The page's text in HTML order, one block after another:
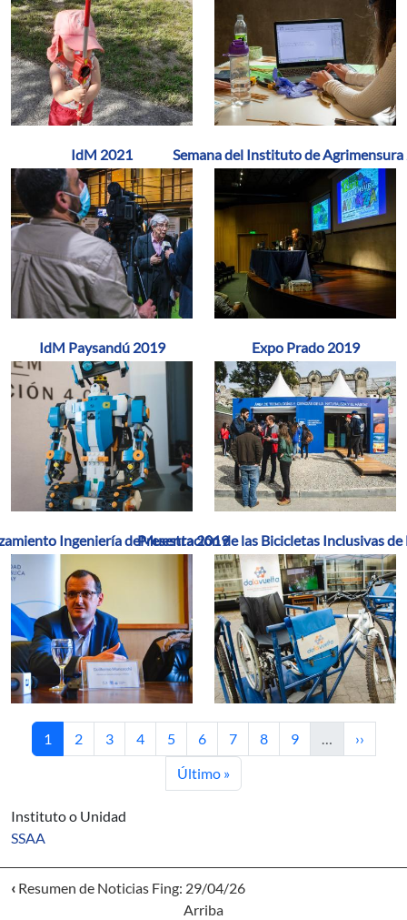
IdM 2021 Semana del Instituto de Agrimensura
IdM Paysandú 2019 Expo Prado 2019
Ingeniería deMuestra 2019
Presentación de las Bicicletas Inclusivas
Página actual
1 Página
2 Página
3 Página
4 Página
5 Página
6 Página
7 Página
8 Página
9 …
››
Última página
Último »
Instituto o Unidad
SSAA
‹ Resumen de Noticias Fing: 29/04/26
Arriba